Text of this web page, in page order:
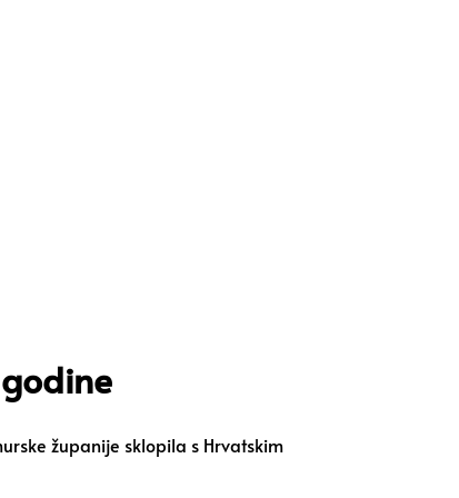
županije sklopila s Hrvatskim